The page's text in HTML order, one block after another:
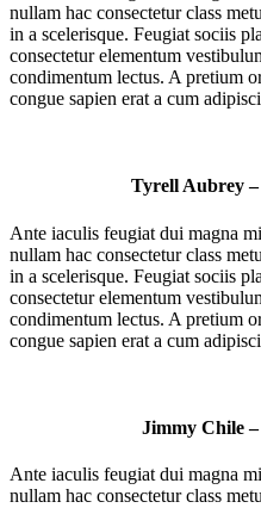
nullam hac consectetur class
in a scelerisque. Feugiat sociis
consectetur elementum
condimentum lectus. A pretium
congue sapien erat a cum
Tyrell Aubrey
Ante iaculis feugiat dui magna
nullam hac consectetur class
in a scelerisque. Feugiat sociis
consectetur elementum
condimentum lectus. A pretium
congue sapien erat a cum
Jimmy Chile
Ante iaculis feugiat dui magna
nullam hac consectetur class